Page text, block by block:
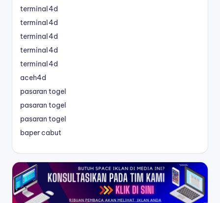
terminal4d
terminal4d
terminal4d
terminal4d
terminal4d
aceh4d
pasaran togel
pasaran togel
pasaran togel
baper cabut